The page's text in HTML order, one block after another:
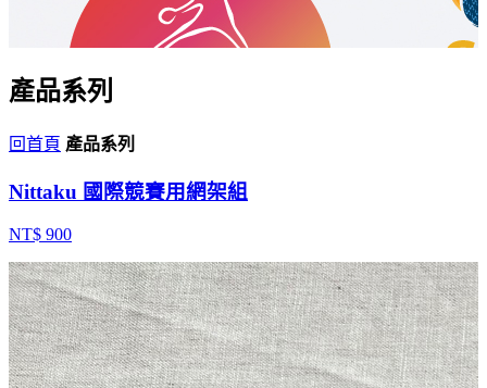
產品系列
回首頁 產品系列
Nittaku 國際競賽用網架組
NT$ 900